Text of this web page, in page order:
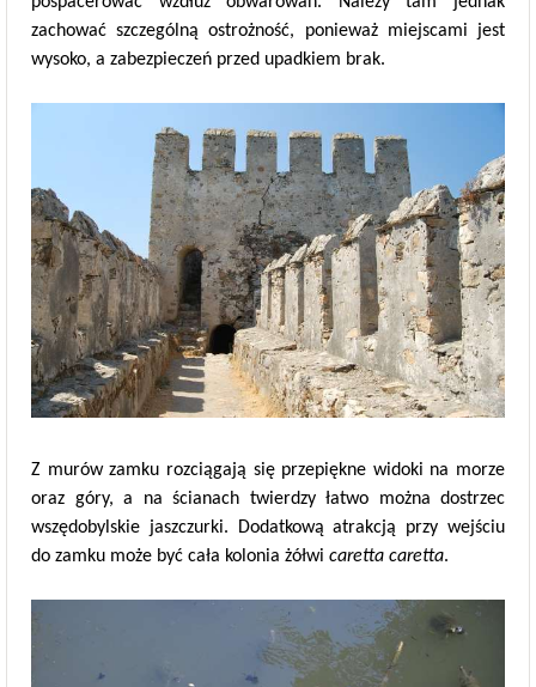
zachować szczególną ostrożność, ponieważ miejscami jest
wysoko, a zabezpieczeń przed upadkiem brak.
Z murów zamku rozciągają się przepiękne widoki na morze
oraz góry, a na ścianach twierdzy łatwo można dostrzec
wszędobylskie jaszczurki. Dodatkową atrakcją przy wejściu
do zamku może być cała kolonia żółwi caretta caretta.